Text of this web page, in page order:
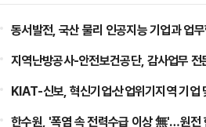
동서발전, 국산 물리 인공지능 기업과 업
지역난방공사-안전보건공단, 감사업무 전
KIAT-신보, 혁신기업·산업위기지역 기업
한수원, '폭염 속 전력수급 이상 無'…원전